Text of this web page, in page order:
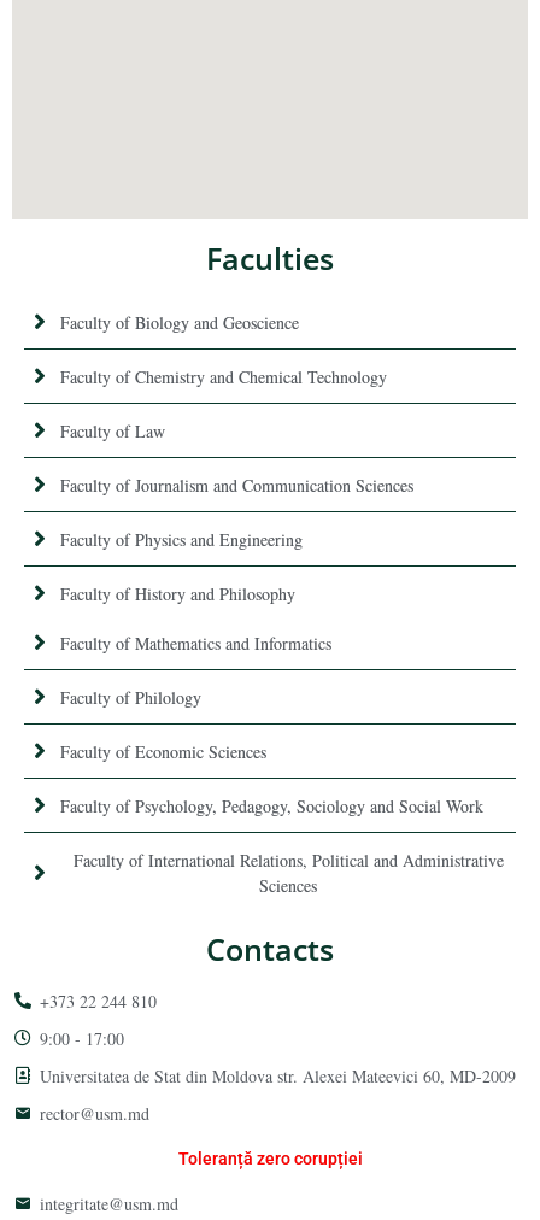
Faculties
Faculty of Biology and Geoscience
Faculty of Chemistry and Chemical Technology
Faculty of Law
Faculty of Journalism and Communication Sciences
Faculty of Physics and Engineering
Faculty of History and Philosophy
Faculty of Mathematics and Informatics
Faculty of Philology
Faculty of Economic Sciences
Faculty of Psychology, Pedagogy, Sociology and Social Work
Faculty of International Relations, Political and Administrative
Sciences
Contacts
+373 22 244 810
9:00 - 17:00
Universitatea de Stat din Moldova str. Alexei Mateevici 60, MD-2009
rector@usm.md
Toleranță zero corupției
integritate@usm.md